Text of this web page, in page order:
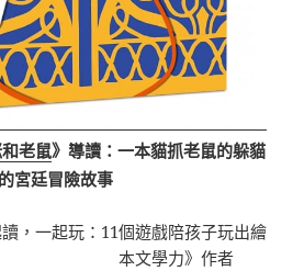
老鼠》導讀：一本貓抓老鼠的躲貓
宮廷冒險故事
，一起玩：11個遊戲陪孩子玩出繪
本文學力》作者